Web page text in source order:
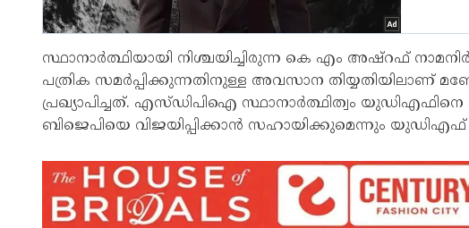
സ്ഥാനാർത്ഥിയായി നിശ്ചയിച്ചിരുന്ന കെ എം അഷ്‌റഫ്
പത്രിക സമർപ്പിക്കുന്നതിനുള്ള അവസാന തിയ്യതിയിലാണ്
പ്രഖ്യാപിച്ചത്. എസ്ഡിപിഐ സ്ഥാനാർത്ഥിത്വം
ബിജെപിയെ വിജയിപ്പിക്കാൻ സഹായിക്കുമെന്നും യുഡിഎഫ്